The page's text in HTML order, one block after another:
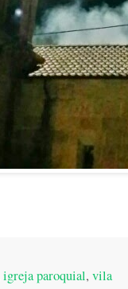
igreja paroquial, vila